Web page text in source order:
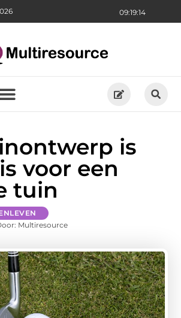
09:19:15
is
voor een
tuin
Multiresource